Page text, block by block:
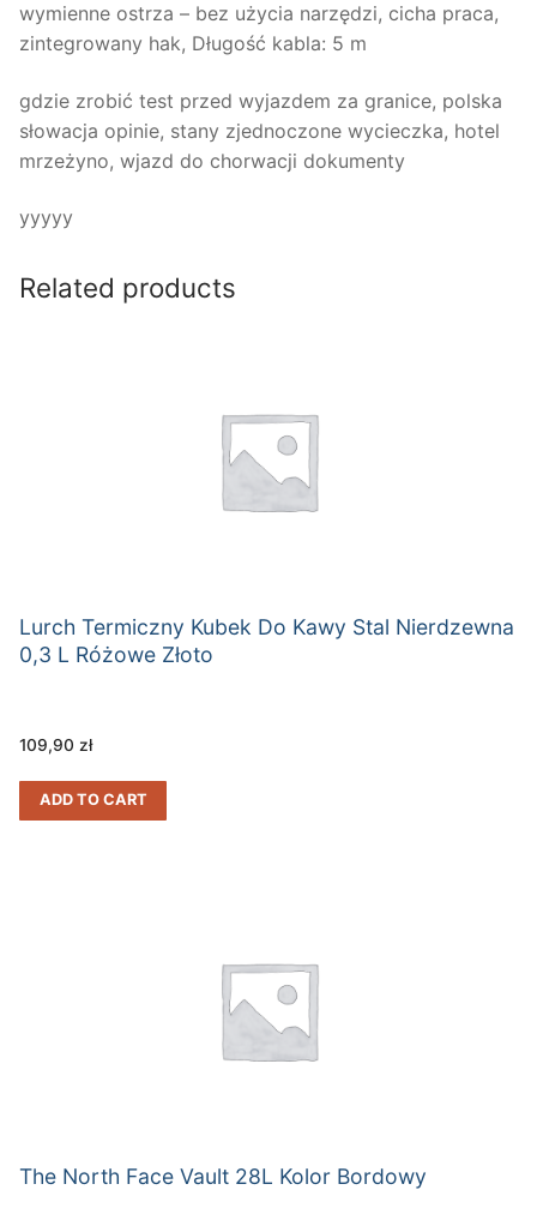
wymienne ostrza – bez użycia narzędzi, cicha praca,
zintegrowany hak, Długość kabla: 5 m
gdzie zrobić test przed wyjazdem za granice, polska
słowacja opinie, stany zjednoczone wycieczka, hotel
mrzeżyno, wjazd do chorwacji dokumenty
yyyyy
Related products
Lurch Termiczny Kubek Do Kawy Stal Nierdzewna
0,3 L Różowe Złoto
109,90 zł
ADD TO CART
The North Face Vault 28L Kolor Bordowy